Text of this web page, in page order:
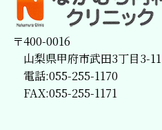
〒400-0016
山梨県甲府市武田3丁目3-11
電話:055-255-1170
FAX:055-255-1171